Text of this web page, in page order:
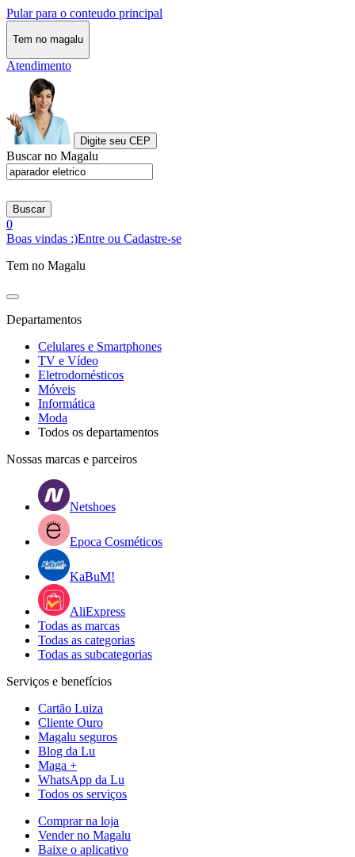
Pular para o conteudo principal
Tem no magalu
Atendimento
Digite seu CEP
Buscar no Magalu
Buscar
0
Boas vindas :)Entre ou Cadastre-se
Tem no Magalu
Departamentos
Celulares e Smartphones
TV e Vídeo
Eletrodomésticos
Móveis
Informática
Moda
Todos os departamentos
Nossas marcas e parceiros
Netshoes
Epoca Cosméticos
KaBuM!
AliExpress
Todas as marcas
Todas as categorias
Todas as subcategorias
Serviços e benefícios
Cartão Luiza
Cliente Ouro
Magalu seguros
Blog da Lu
Maga +
WhatsApp da Lu
Todos os serviços
Comprar na loja
Vender no Magalu
Baixe o aplicativo